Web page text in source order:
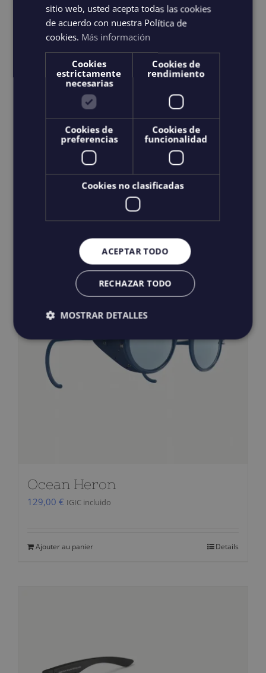
Howlin’ Dark Tortoise
IGIC incluido
Ocean Heron
129,00 € IGIC incluido
Ajouter au panier Details
sitio web, usted acepta todas las cookies
de acuerdo con nuestra Política de
cookies. Más información
Cookies
estrictamente
necesarias
Cookies de
rendimiento
Cookies de
preferencias
Cookies de
funcionalidad
Cookies no clasificadas
ACEPTAR TODO
RECHAZAR TODO
MOSTRAR DETALLES